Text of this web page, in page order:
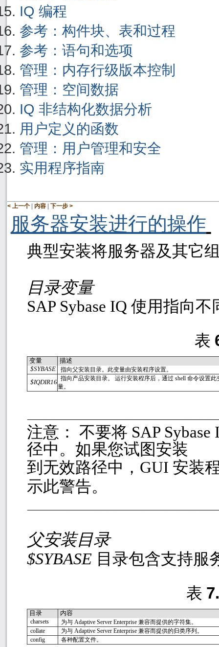
IQ 编程
参考：构件块、表和过程
参考：语句和选项
管理：内存行级版本控制
管理：空间数据
IQ 非结构化数据分析
用户定义的函数
管理：用户管理和安全
实用程序指南
< 上一个 | 内容 | 下一步 >
服务器安装进行的操作
典型安装将服务器及其它
目录变量
SAP Sybase IQ 使用指向不
表
变量 描述
$SYBASE
指向父安装目录。此变量由安装程序设置。
$IQDIR16
指向产品安装目录。 运行安装程序后，通过 shell 命令设置此
量。
注意： 不要将 SAP
径中。如果您试图安装
到无效路径中， GUI 安装
示此警告。
父安装目录
$SYBASE 目录包含支持服
表
目录 内容
charsets 为与 Adaptive Server Enterprise 兼容而提供的字符集。
collate
为与 Adaptive Server Enterprise 兼容而提供的归类序列。
config
各种配置文件。